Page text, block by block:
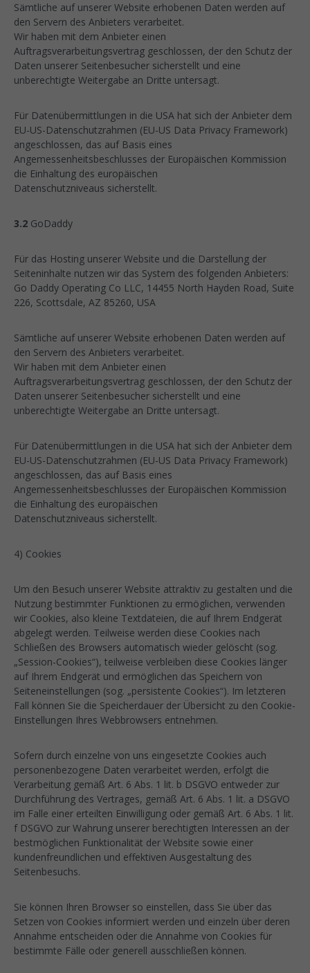
Sämtliche auf unserer Website erhobenen Daten werden auf
den Servern des Anbieters verarbeitet.
Wir haben mit dem Anbieter einen
Auftragsverarbeitungsvertrag geschlossen, der den Schutz der
Daten unserer Seitenbesucher sicherstellt und eine
unberechtigte Weitergabe an Dritte untersagt.
Für Datenübermittlungen in die USA hat sich der Anbieter dem
EU-US-Datenschutzrahmen (EU-US Data Privacy Framework)
angeschlossen, das auf Basis eines
Angemessenheitsbeschlusses der Europäischen Kommission
die Einhaltung des europäischen
Datenschutzniveaus sicherstellt.
3.2 GoDaddy
Für das Hosting unserer Website und die Darstellung der
Seiteninhalte nutzen wir das System des folgenden Anbieters:
Go Daddy Operating Co LLC, 14455 North Hayden Road, Suite
226, Scottsdale, AZ 85260, USA
Sämtliche auf unserer Website erhobenen Daten werden auf
den Servern des Anbieters verarbeitet.
Wir haben mit dem Anbieter einen
Auftragsverarbeitungsvertrag geschlossen, der den Schutz der
Daten unserer Seitenbesucher sicherstellt und eine
unberechtigte Weitergabe an Dritte untersagt.
Für Datenübermittlungen in die USA hat sich der Anbieter dem
EU-US-Datenschutzrahmen (EU-US Data Privacy Framework)
angeschlossen, das auf Basis eines
Angemessenheitsbeschlusses der Europäischen Kommission
die Einhaltung des europäischen
Datenschutzniveaus sicherstellt.
4) Cookies
Um den Besuch unserer Website attraktiv zu gestalten und die
Nutzung bestimmter Funktionen zu ermöglichen, verwenden
wir Cookies, also kleine Textdateien, die auf Ihrem Endgerät
abgelegt werden. Teilweise werden diese Cookies nach
Schließen des Browsers automatisch wieder gelöscht (sog.
„Session-Cookies“), teilweise verbleiben diese Cookies länger
auf Ihrem Endgerät und ermöglichen das Speichern von
Seiteneinstellungen (sog. „persistente Cookies“). Im letzteren
Fall können Sie die Speicherdauer der Übersicht zu den Cookie-
Einstellungen Ihres Webbrowsers entnehmen.
Sofern durch einzelne von uns eingesetzte Cookies auch
personenbezogene Daten verarbeitet werden, erfolgt die
Verarbeitung gemäß Art. 6 Abs. 1 lit. b DSGVO entweder zur
Durchführung des Vertrages, gemäß Art. 6 Abs. 1 lit. a DSGVO
im Falle einer erteilten Einwilligung oder gemäß Art. 6 Abs. 1 lit.
f DSGVO zur Wahrung unserer berechtigten Interessen an der
bestmöglichen Funktionalität der Website sowie einer
kundenfreundlichen und effektiven Ausgestaltung des
Seitenbesuchs.
Sie können Ihren Browser so einstellen, dass Sie über das
Setzen von Cookies informiert werden und einzeln über deren
Annahme entscheiden oder die Annahme von Cookies für
bestimmte Fälle oder generell ausschließen können.